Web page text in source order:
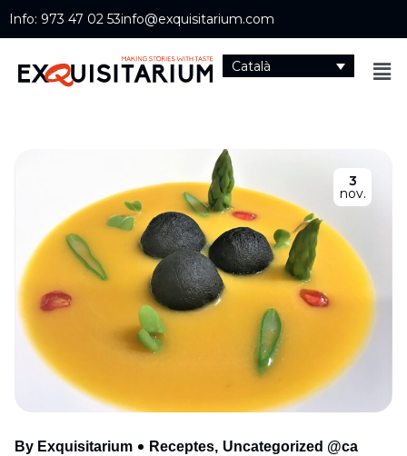
Info: 973 47 02 53info@exquisitarium.com
Català
3
nov.
By Exquisitarium Receptes Uncategorized @ca